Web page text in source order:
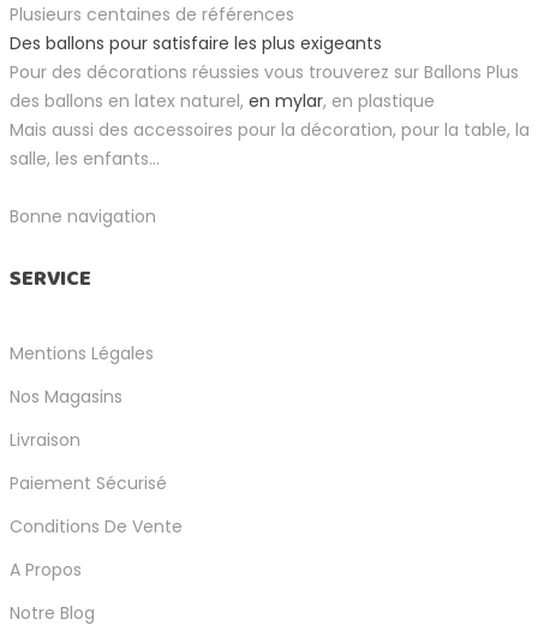
Plusieurs centaines de références
Des ballons pour satisfaire les plus exigeants
Pour des décorations réussies vous trouverez sur Ballons Plus
des ballons en latex naturel, en mylar, en plastique
Mais aussi des accessoires pour la décoration, pour la table, la
salle, les enfants...
Bonne navigation
SERVICE
Mentions Légales
Nos Magasins
Livraison
Paiement Sécurisé
Conditions De Vente
A Propos
Notre Blog